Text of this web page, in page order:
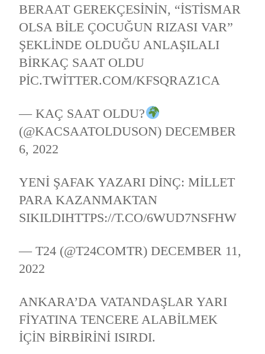
BERAAT GEREKÇESININ, “ISTISMAR
OLSA BILE ÇOCUĞUN RIZASI VAR”
ŞEKLINDE OLDUĞU ANLAŞILALI
BIRKAÇ SAAT OLDU
PIC.TWITTER.COM/KFSQRAZ1CA
— KAÇ SAAT OLDU?
(@KACSAATOLDUSON)DECEMBER
6, 2022
YENI ŞAFAK YAZARI DINÇ: MILLET
PARA KAZANMAKTAN
SIKILDIHTTPS://T.CO/6WUD7NSFHW
— T24 (@T24COMTR)DECEMBER 11,
2022
ANKARA’DA VATANDAŞLAR YARI
FIYATINA TENCERE ALABILMEK
IÇIN BIRBIRINI ISIRDI.